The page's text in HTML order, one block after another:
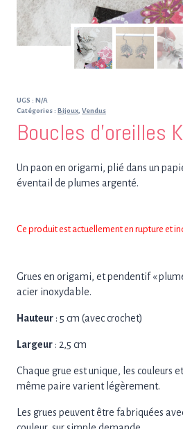
UGS : N/A
Catégories : Bijoux, Vendus
Boucles d’oreilles
Un paon en origami, plié dans un
éventail de plumes argenté.
Ce produit est actuellement en rupture et
Grues en origami, et pendentif «
acier inoxydable.
Hauteur : 5 cm (avec crochet)
Largeur : 2,5 cm
Chaque grue est unique, les couleurs
même paire varient légèrement.
Les grues peuvent être fabriquées